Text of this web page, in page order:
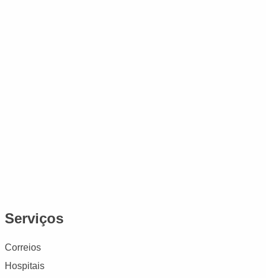
Serviços
Correios
Hospitais